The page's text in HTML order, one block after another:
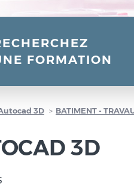
FORMATION
3D BATIMENT -
3D